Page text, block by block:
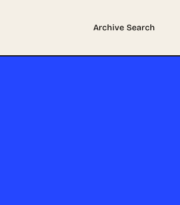
Archive Search